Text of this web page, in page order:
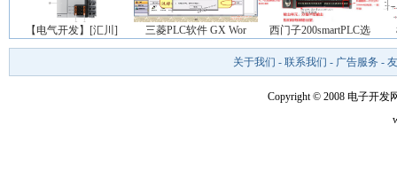
【电气开发】[汇川] 三菱PLC软件 GX Wor 西门子200smartPLC选
关于我们 - 联系我们 - 广告服务 -
Copyright © 2008 电子开发